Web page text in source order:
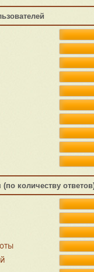
(по количеству